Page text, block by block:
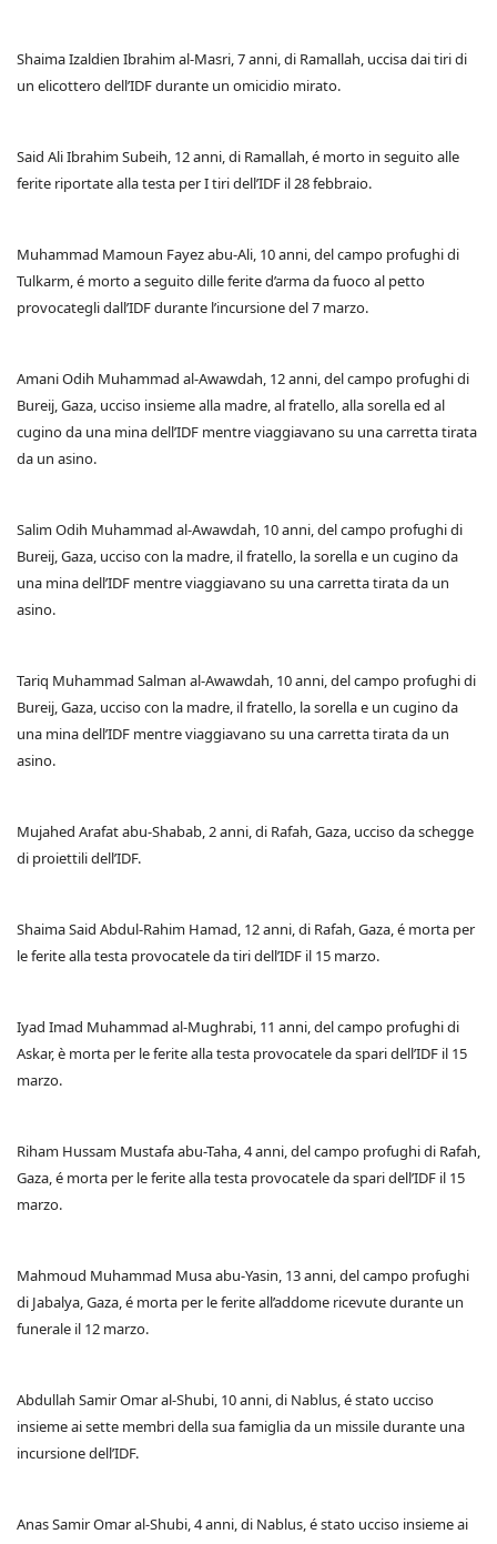
Shaima Izaldien Ibrahim al-Masri, 7 anni, di Ramallah, uccisa dai tiri di
un elicottero dell’IDF durante un omicidio mirato.
Said Ali Ibrahim Subeih, 12 anni, di Ramallah, é morto in seguito alle
ferite riportate alla testa per I tiri dell’IDF il 28 febbraio.
Muhammad Mamoun Fayez abu-Ali, 10 anni, del campo profughi di
Tulkarm, é morto a seguito dille ferite d’arma da fuoco al petto
provocategli dall’IDF durante l’incursione del 7 marzo.
Amani Odih Muhammad al-Awawdah, 12 anni, del campo profughi di
Bureij, Gaza, ucciso insieme alla madre, al fratello, alla sorella ed al
cugino da una mina dell’IDF mentre viaggiavano su una carretta tirata
da un asino.
Salim Odih Muhammad al-Awawdah, 10 anni, del campo profughi di
Bureij, Gaza, ucciso con la madre, il fratello, la sorella e un cugino da
una mina dell’IDF mentre viaggiavano su una carretta tirata da un
asino.
Tariq Muhammad Salman al-Awawdah, 10 anni, del campo profughi di
Bureij, Gaza, ucciso con la madre, il fratello, la sorella e un cugino da
una mina dell’IDF mentre viaggiavano su una carretta tirata da un
asino.
Mujahed Arafat abu-Shabab, 2 anni, di Rafah, Gaza, ucciso da schegge
di proiettili dell’IDF.
Shaima Said Abdul-Rahim Hamad, 12 anni, di Rafah, Gaza, é morta per
le ferite alla testa provocatele da tiri dell’IDF il 15 marzo.
Iyad Imad Muhammad al-Mughrabi, 11 anni, del campo profughi di
Askar, è morta per le ferite alla testa provocatele da spari dell’IDF il 15
marzo.
Riham Hussam Mustafa abu-Taha, 4 anni, del campo profughi di Rafah,
Gaza, é morta per le ferite alla testa provocatele da spari dell’IDF il 15
marzo.
Mahmoud Muhammad Musa abu-Yasin, 13 anni, del campo profughi
di Jabalya, Gaza, é morta per le ferite all’addome ricevute durante un
funerale il 12 marzo.
Abdullah Samir Omar al-Shubi, 10 anni, di Nablus, é stato ucciso
insieme ai sette membri della sua famiglia da un missile durante una
incursione dell’IDF.
Anas Samir Omar al-Shubi, 4 anni, di Nablus, é stato ucciso insieme ai